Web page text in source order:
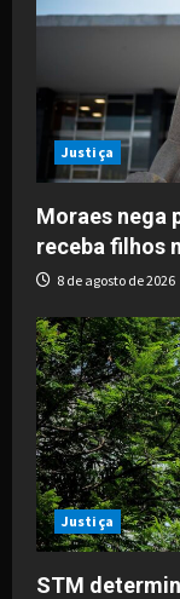
g
o
n
Justiça
Moraes nega
receba filhos
8 de agosto de 2026
Justiça
STM